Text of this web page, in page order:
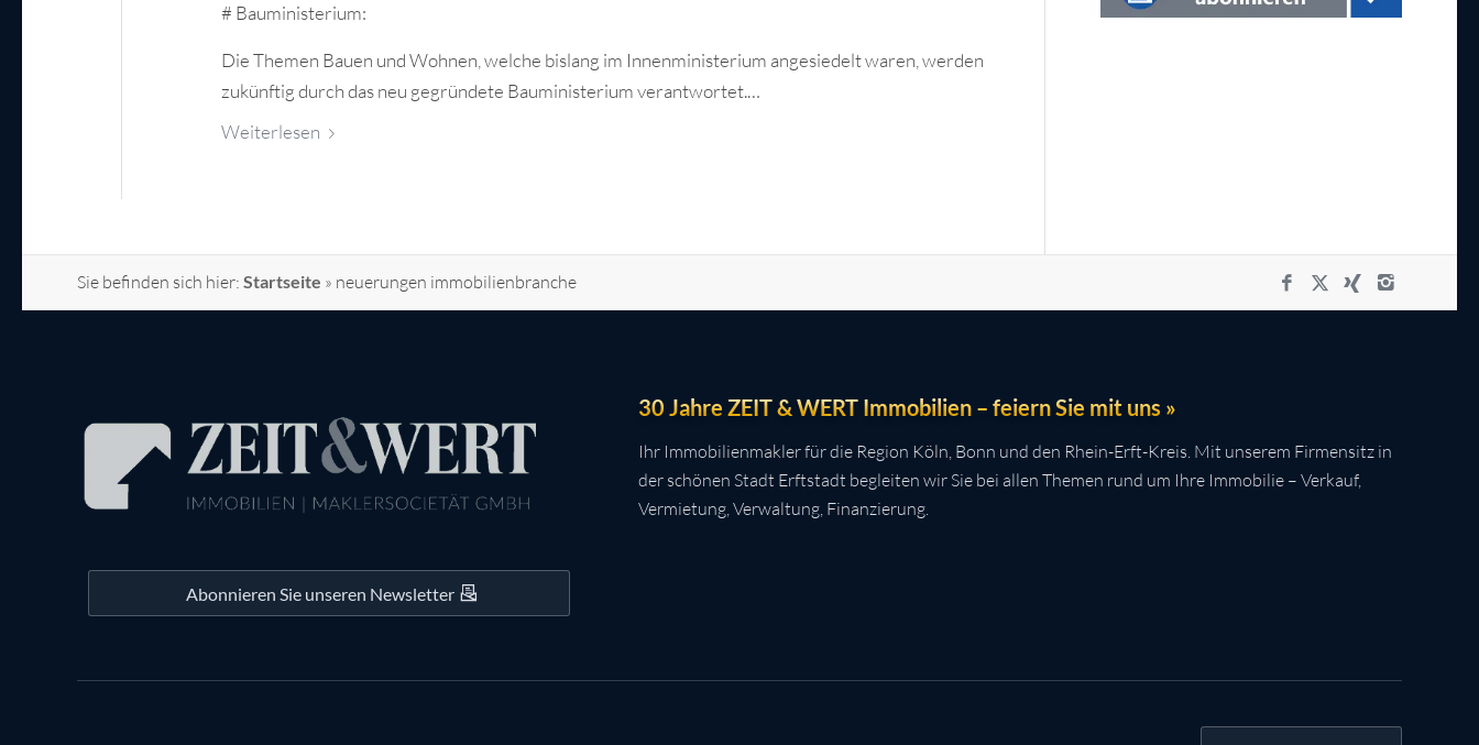
# Bauministerium:
Die Themen Bauen und Wohnen, welche bislang im Innenministerium angesiedelt waren, werden
zukünftig durch das neu gegründete Bauministerium verantwortet.…
Weiterlesen
Sie befinden sich hier: Startseite » neuerungen immobilienbranche
Abonnieren Sie unseren Newsletter
30 Jahre ZEIT & WERT Immobilien – feiern Sie mit uns »
Ihr Immobilienmakler für die Region Köln, Bonn und den Rhein-Erft-Kreis. Mit unserem Firmensitz in
der schönen Stadt Erftstadt begleiten wir Sie bei allen Themen rund um Ihre Immobilie – Verkauf,
Vermietung, Verwaltung, Finanzierung.